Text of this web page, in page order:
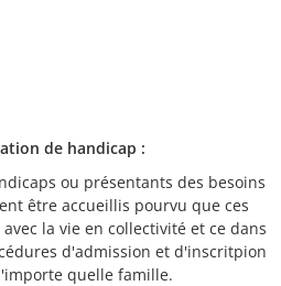
de handicap :
ou présentants des besoins
être accueillis pourvu que ces
la vie en collectivité et ce dans
d'admission et d'inscritpion
quelle famille.